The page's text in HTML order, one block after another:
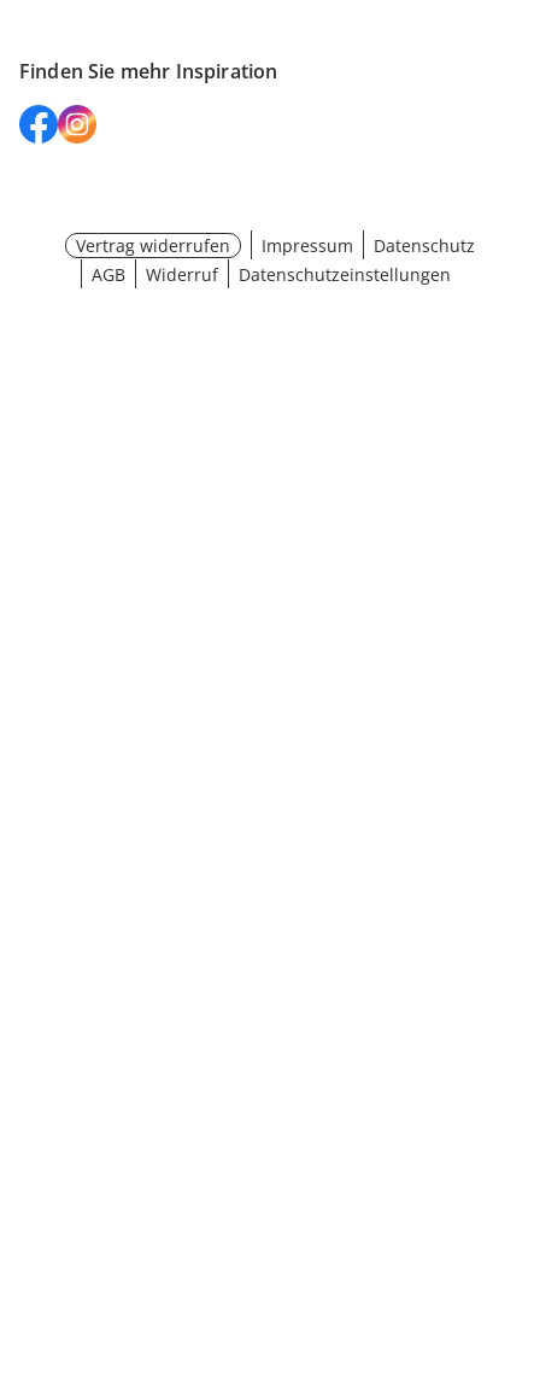
Finden Sie mehr Inspiration
Vertrag widerrufen Impressum
Datenschutz
AGB
Widerruf Datenschutzeinstellungen